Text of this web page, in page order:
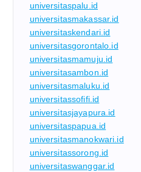
universitaspalu.id
universitasmakassar.id
universitaskendari.id
universitasgorontalo.id
universitasmamuju.id
universitasambon.id
universitasmaluku.id
universitassofifi.id
universitasjayapura.id
universitaspapua.id
universitasmanokwari.id
universitassorong.id
universitaswanggar.id